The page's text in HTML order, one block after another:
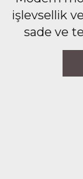
işlevsellik
sade ve